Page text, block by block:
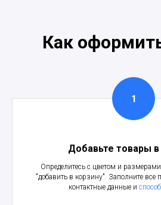
Как
Добавьте товары в
Определитесь с цветом и
"добавить в корзину". Заполните все
контактные данные и